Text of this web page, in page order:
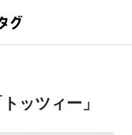
ッツィー」